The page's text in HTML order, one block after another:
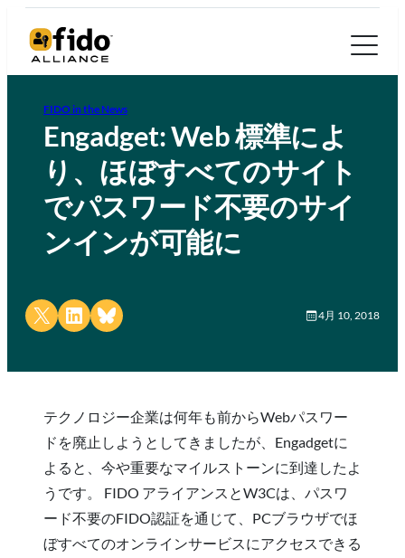
FIDO in the News
Engadget: Web 標準によ
り、ほぼすべてのサイト
でパスワード不要のサイ
ンインが可能に
Share on X Share on LinkedIn
Share on Bluesky 4月 10, 2018
テクノロジー企業は何年も前からWebパスワー
ドを廃止しようとしてきましたが、Engadgetに
よると、今や重要なマイルストーンに到達したよ
うです。 FIDO アライアンスとW3Cは、パスワ
ード不要のFIDO認証を通じて、PCブラウザでほ
ぼすべてのオンラインサービスにアクセスできる